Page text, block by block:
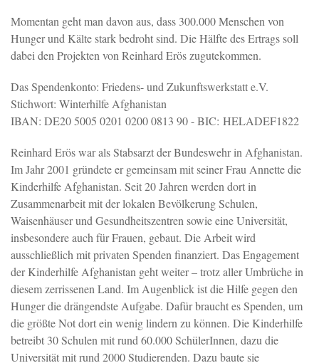
Momentan geht man davon aus, dass 300.000 Menschen von
Hunger und Kälte stark bedroht sind. Die Hälfte des Ertrags soll
dabei den Projekten von Reinhard Erös zugutekommen.
Das Spendenkonto: Friedens- und Zukunftswerkstatt e.V.
Stichwort: Winterhilfe Afghanistan
IBAN: DE20 5005 0201 0200 0813 90 - BIC: HELADEF1822
Reinhard Erös war als Stabsarzt der Bundeswehr in Afghanistan.
Im Jahr 2001 gründete er gemeinsam mit seiner Frau Annette die
Kinderhilfe Afghanistan. Seit 20 Jahren werden dort in
Zusammenarbeit mit der lokalen Bevölkerung Schulen,
Waisenhäuser und Gesundheitszentren sowie eine Universität,
insbesondere auch für Frauen, gebaut. Die Arbeit wird
ausschließlich mit privaten Spenden finanziert. Das Engagement
der Kinderhilfe Afghanistan geht weiter – trotz aller Umbrüche in
diesem zerrissenen Land. Im Augenblick ist die Hilfe gegen den
Hunger die drängendste Aufgabe. Dafür braucht es Spenden, um
die größte Not dort ein wenig lindern zu können. Die Kinderhilfe
betreibt 30 Schulen mit rund 60.000 SchülerInnen, dazu die
Universität mit rund 2000 Studierenden. Dazu baute sie